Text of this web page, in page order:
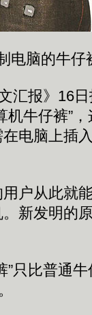
电脑的牛仔
报》16日
机牛仔裤”
电脑上插
从此就
新发明的
比普通牛